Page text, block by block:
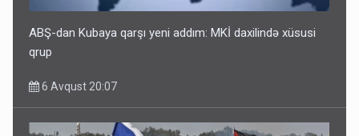
ABŞ-dan Kubaya qarşı yeni addım: MKİ daxilində xüsusi
qrup
6 Avqust 20:07